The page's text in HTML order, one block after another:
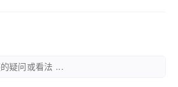
疑问或看法 ...